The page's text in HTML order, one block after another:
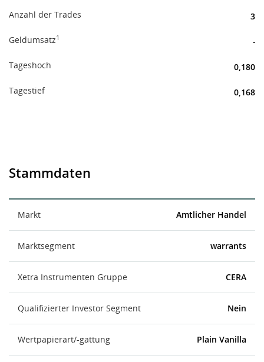
Anzahl der Trades 3
Geldumsatz1 -
Tageshoch 0,180
Tagestief 0,168
Stammdaten
Markt Amtlicher Handel
Marktsegment warrants
Xetra Instrumenten Gruppe CERA
Qualifizierter Investor Segment Nein
Wertpapierart/-gattung Plain Vanilla